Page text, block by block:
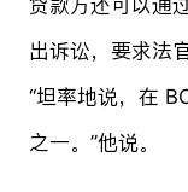
出诉讼，要求法
“坦率地说，在
之一。”他说。